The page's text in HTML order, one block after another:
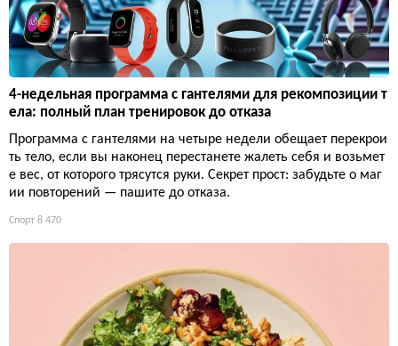
4-недельная программа с гантелями для рекомпозиции т
ела: полный план тренировок до отказа
Программа с гантелями на четыре недели обещает перекрои
ть тело, если вы наконец перестанете жалеть себя и возьмет
е вес, от которого трясутся руки. Секрет прост: забудьте о маг
ии повторений — пашите до отказа.
Спорт 8 470